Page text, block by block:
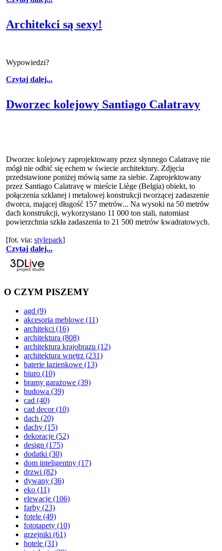
Architekci są sexy!
Wypowiedzi?
Czytaj dalej...
Dworzec kolejowy Santiago Calatravy
Dworzec kolejowy zaprojektowany przez słynnego Calatravę nie
mógł nie odbić się echem w świecie architektury. Zdjęcia
przedstawione poniżej mówią same za siebie. Zaprojektowany
przez Santiago Calatravę w mieście Liège (Belgia) obiekt, to
połączenia szklanej i metalowej konstrukcji tworzącej zadaszenie
dworca, mającej długość 157 metrów... Na wysoki na 50 metrów
dach konstrukcji, wykorzystano 11 000 ton stali, natomiast
powierzchnia szkła zadaszenia to 21 500 metrów kwadratowych.
[fot. via: stylepark]
Czytaj dalej...
O CZYM PISZEMY
agd (9)
akcesoria meblowe (11)
architekci (16)
architektura (808)
architektura krajobrazu (12)
architektura wnętrz (231)
baterie łazienkowe (13)
biuro (10)
bramy garażowe (39)
budowa (39)
cad (40)
cad decor(10)
dach (20)
dachy (15)
dekoracje (52)
design (175)
dodatki (30)
dom inteligentny (17)
drzwi (82)
dywany (36)
eko (11)
elewacje (106)
farby (23)
fotele (49)
fototapety (10)
grzejniki (61)
hotele (31)